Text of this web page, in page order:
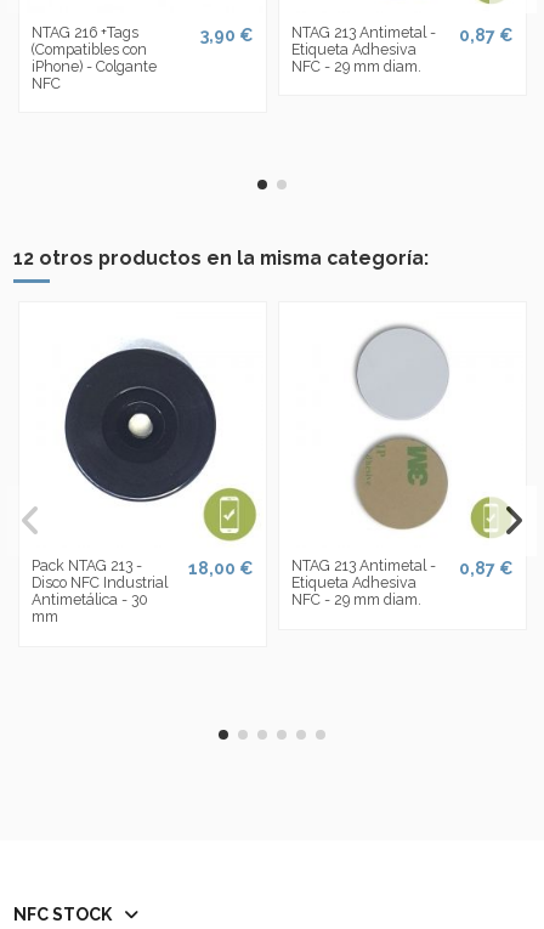
NTAG 216 +Tags
(Compatibles con
iPhone) - Colgante
NFC
3,90 €
NTAG 213 Antimetal -
Etiqueta Adhesiva
NFC - 29 mm diam.
0,87 €
12 otros productos en la misma categoría:
Pack NTAG 213 -
Disco NFC Industrial
Antimetálica - 30
mm
18,00 €
NTAG 213 Antimetal -
Etiqueta Adhesiva
NFC - 29 mm diam.
0,87 €
NFC STOCK